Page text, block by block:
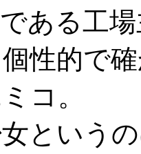
ある工
性的で
コ。
という